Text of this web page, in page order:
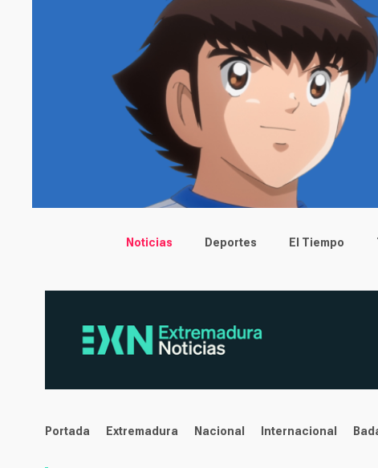
Main menu
Noticias Deportes El Tiempo
noticias
Portada Extremadura Nacional Internacional